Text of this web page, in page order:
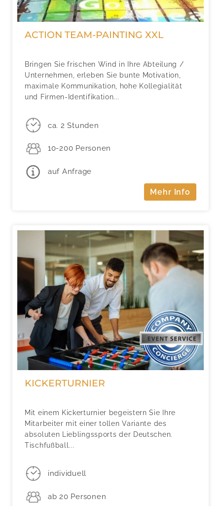
ACTION TEAM-PAINTING XXL
Bringen Sie frischen Wind in Ihre Abteilung /
Unternehmen, erleben Sie bunte Motivation,
maximale Kommunikation, hohe Kollegialität
und Firmen-Identifikation...
ca. 2 Stunden
10-200 Personen
auf Anfrage
Mehr Info
KICKERTURNIER
Mit einem Kickerturnier begeistern Sie Ihre
Mitarbeiter mit einer tollen Variante des
absoluten Lieblingssports der Deutschen.
Tischfußball...
individuell
ab 20 Personen